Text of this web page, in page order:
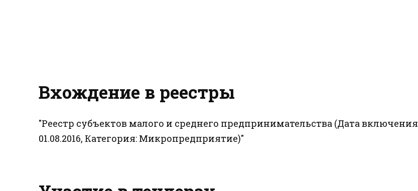
Вхождение в реестры
"Реестр субъектов малого и среднего предпринимательства (Дата включения
01.08.2016, Категория: Микропредприятие)"